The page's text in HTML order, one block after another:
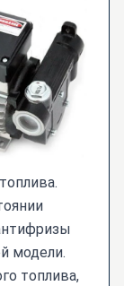
модели.
топлива,